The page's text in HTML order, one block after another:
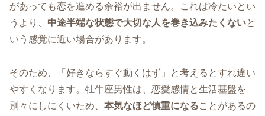
があっても恋を進める余裕が出ません。これは冷たいとい
うより、 中途半端な状態で大切な人を巻き込みたくないと
いう感覚に近い場合があります。
そのため、「好きならすぐ動くはず」と考えるとすれ違い
やすくなります。牡牛座男性は、恋愛感情と生活基盤を
別々にしにくいため、 本気なほど慎重になることがあるの